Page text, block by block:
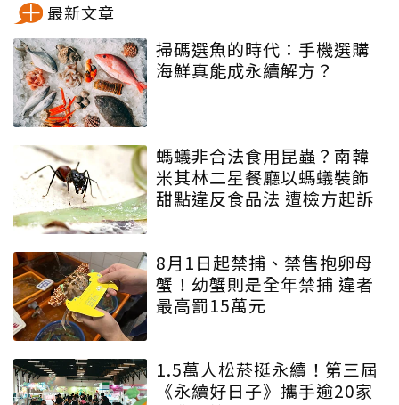
最新文章
掃碼選魚的時代：手機選購
海鮮真能成永續解方？
螞蟻非合法食用昆蟲？南韓
米其林二星餐廳以螞蟻裝飾
甜點違反食品法 遭檢方起訴
8月1日起禁捕、禁售抱卵母
蟹！幼蟹則是全年禁捕 違者
最高罰15萬元
1.5萬人松菸挺永續！第三屆
《永續好日子》攜手逾20家